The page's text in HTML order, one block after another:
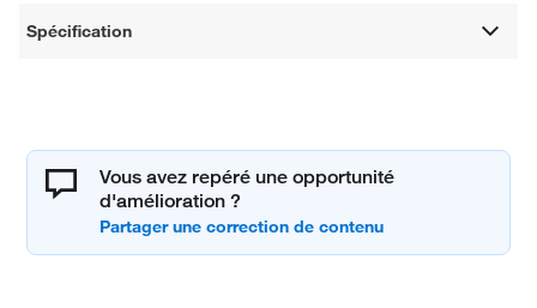
Spécification
Vous avez repéré une opportunité
d'amélioration ?